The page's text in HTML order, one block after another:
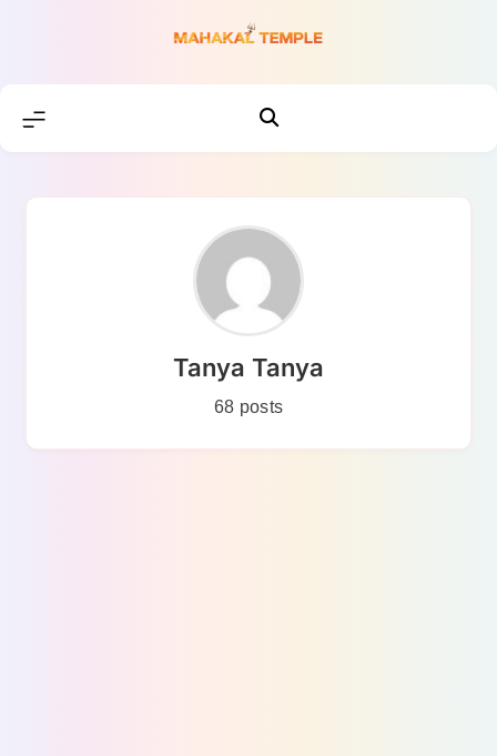
Tanya Tanya
68 posts